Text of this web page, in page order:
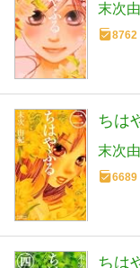
末次
8762
ちは
末次
6689
ちは